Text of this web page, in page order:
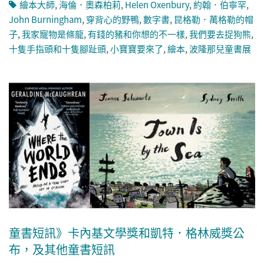
繪本大師, 海倫．奧森柏莉, Helen Oxenbury,約翰．伯寧罕,
John Burningham, 穿背心的野鴨,數字書, 昆格勒．萬格勒的帽
子,我家寵物是條龍,有錢的豬和你想的不一樣,我們要去捉狗熊,
十隻手指頭和十隻腳趾頭,小寶寶要來了,繪本,波隆那兒童書展
童書短訊》卡內基文學獎和凱特．格林威獎公
布，及其他童書短訊